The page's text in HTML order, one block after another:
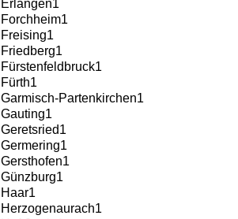
Erlangen1
Forchheim1
Freising1
Friedberg1
Fürstenfeldbruck1
Fürth1
Garmisch-Partenkirchen1
Gauting1
Geretsried1
Germering1
Gersthofen1
Günzburg1
Haar1
Herzogenaurach1